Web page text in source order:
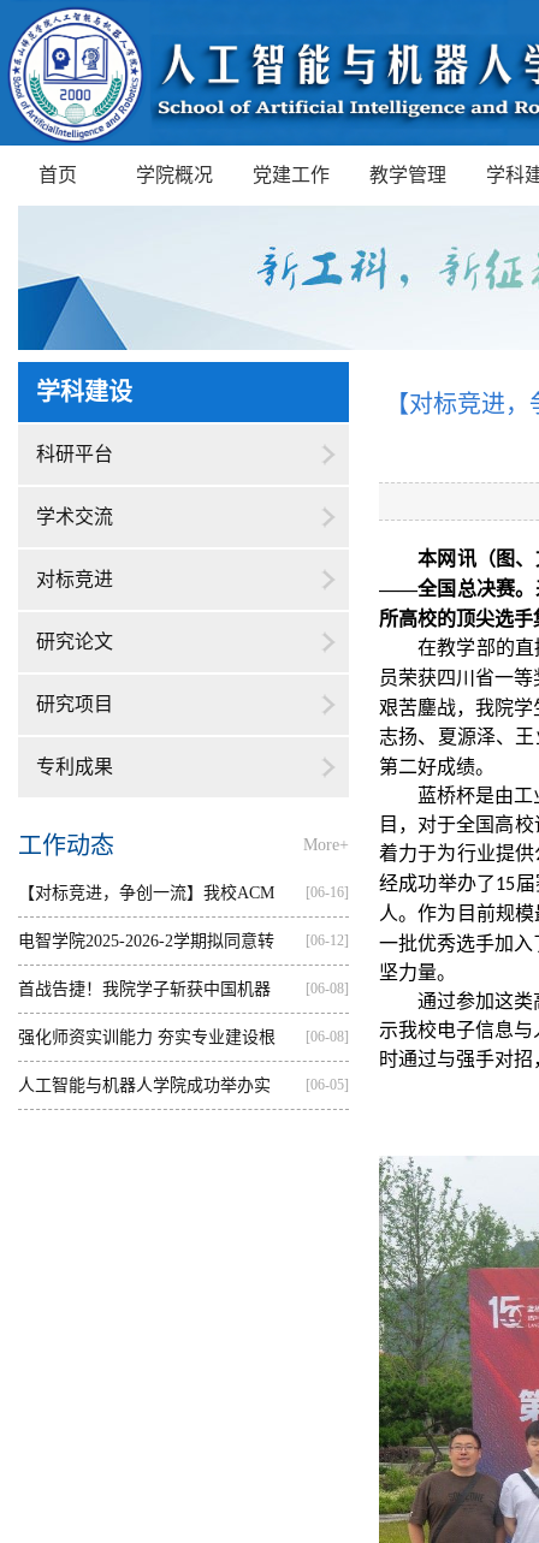
首页 学院概况 党建工作 教学管理 学科
学科建设
科研平台
学术交流
对标竞进
研究论文
研究项目
专利成果
工作动态 More+
【对标竞进，争创一流】我校ACM
集训...
[06-16]
电智学院2025-2026-2学期拟同意转
出...
[06-12]
首战告捷！我院学子斩获中国机器
人...
[06-08]
强化师资实训能力 夯实专业建设根
基...
[06-08]
人工智能与机器人学院成功举办实 [06-05]
【对标竞进
本网讯（图、
——全国总决赛。
所高校的顶尖选
在教学部的
员荣获四川省一
艰苦鏖战，我院
志扬、夏源泽、
第二好成绩。
蓝桥杯是由
目，对于全国高
着力于为行业提
经成功举办了15
人。作为目前规
一批优秀选手加
坚力量。
通过参加这
示我校电子信息
时通过与强手对